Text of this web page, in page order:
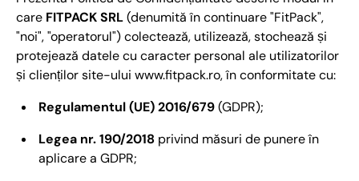
care FITPACK SRL(denumită în continuare "FitPack",
"noi", "operatorul") colectează, utilizează, stochează și
protejează datele cu caracter personal ale utilizatorilor
și clienților site-ului www.fitpack.ro, în conformitate cu:
Regulamentul (UE) 2016/679(GDPR);
Legea nr. 190/2018 privind măsuri de punere în
aplicare a GDPR;